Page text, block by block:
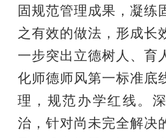
固规范管理成果，凝练
之有效的做法，形成长
一步突出立德树人、育
化师德师风第一标准底
理，规范办学红线。
治，针对尚未完全解决